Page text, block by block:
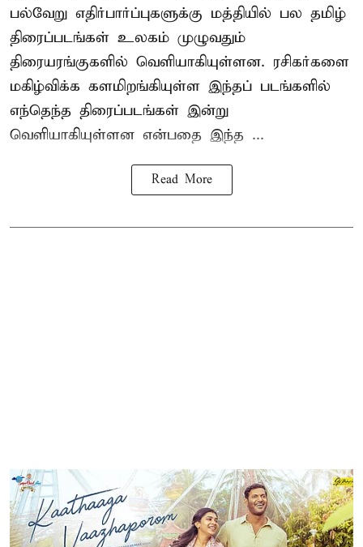
பல்வேறு எதிர்பார்ப்புகளுக்கு மத்தியில் பல தமிழ்
திரைப்படங்கள் உலகம் முழுவதும்
திரையரங்குகளில் வெளியாகியுள்ளன. ரசிகர்களை
மகிழ்விக்க களமிறங்கியுள்ள இந்தப் படங்களில்
எந்தெந்த திரைப்படங்கள் இன்று
வெளியாகியுள்ளன என்பதை இந்த ...
Read More